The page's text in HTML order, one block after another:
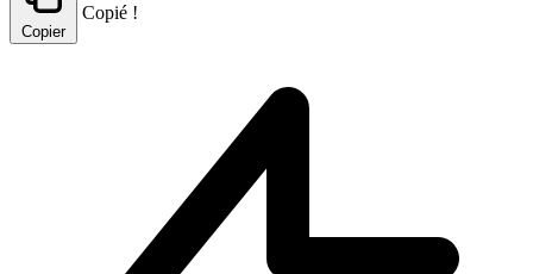
Copier
Copié !